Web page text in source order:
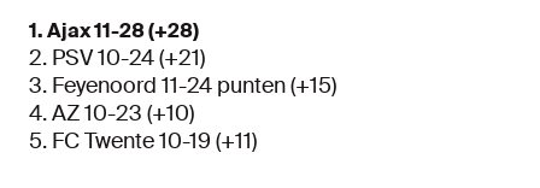
1. Ajax 11-28 (+28)
2. PSV 10-24 (+21)
3. Feyenoord 11-24 punten (+15)
4. AZ 10-23 (+10)
5. FC Twente 10-19 (+11)